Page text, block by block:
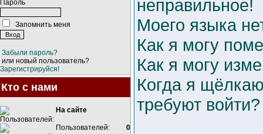
Пароль
Запомнить меня
Забыли пароль?
или новый пользователь?
Зарегистрируйся!
Кто с нами
На сайте
Пользователей: 0
неправильное!
Моего языка
Как я могу
Как я могу
Когда я
требуют войти?